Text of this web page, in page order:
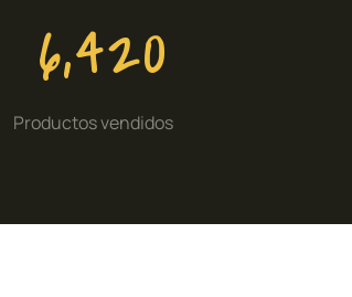
6,420
Productos vendidos